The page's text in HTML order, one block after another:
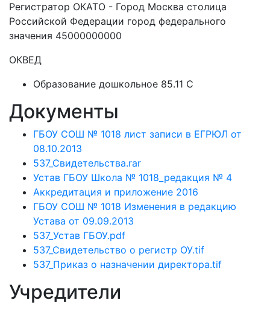
Регистратор ОКАТО - Город Москва столица
Российской Федерации город федерального
значения 45000000000
ОКВЕД
Образование дошкольное 85.11 C
Документы
ГБОУ СОШ № 1018 лист записи в ЕГРЮЛ от
08.10.2013
537_Свидетельства.rar
Устав ГБОУ Школа № 1018_редакция № 4
Аккредитация и приложение 2016
ГБОУ СОШ № 1018 Изменения в редакцию
Устава от 09.09.2013
537_Устав ГБОУ.pdf
537_Свидетельство о регистр ОУ.tif
537_Приказ о назначении директора.tif
Учредители